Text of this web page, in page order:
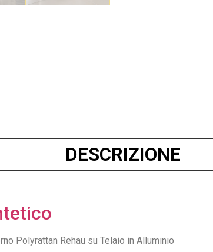
DESCRIZIONE
Polyrattan Rehau su Telaio in Alluminio